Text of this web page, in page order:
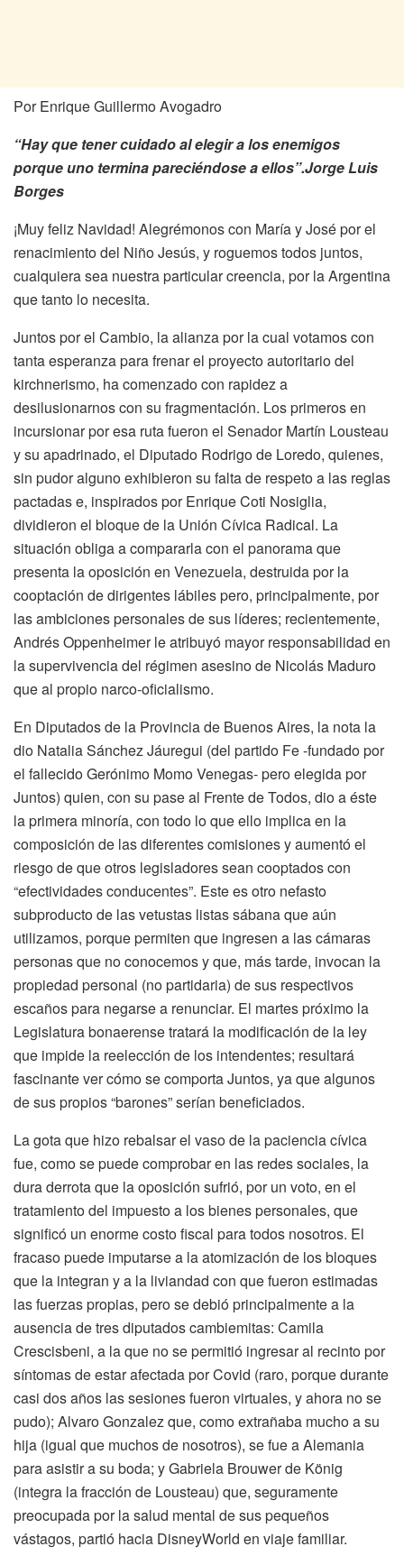
Por Enrique Guillermo Avogadro
“Hay que tener cuidado al elegir a los enemigos
porque uno termina pareciéndose a ellos”.Jorge Luis
Borges
¡Muy feliz Navidad! Alegrémonos con María y José por el
renacimiento del Niño Jesús, y roguemos todos juntos,
cualquiera sea nuestra particular creencia, por la Argentina
que tanto lo necesita.
Juntos por el Cambio, la alianza por la cual votamos con
tanta esperanza para frenar el proyecto autoritario del
kirchnerismo, ha comenzado con rapidez a
desilusionarnos con su fragmentación. Los primeros en
incursionar por esa ruta fueron el Senador Martín Lousteau
y su apadrinado, el Diputado Rodrigo de Loredo, quienes,
sin pudor alguno exhibieron su falta de respeto a las reglas
pactadas e, inspirados por Enrique Coti Nosiglia,
dividieron el bloque de la Unión Cívica Radical. La
situación obliga a compararla con el panorama que
presenta la oposición en Venezuela, destruida por la
cooptación de dirigentes lábiles pero, principalmente, por
las ambiciones personales de sus líderes; recientemente,
Andrés Oppenheimer le atribuyó mayor responsabilidad en
la supervivencia del régimen asesino de Nicolás Maduro
que al propio narco-oficialismo.
En Diputados de la Provincia de Buenos Aires, la nota la
dio Natalia Sánchez Jáuregui (del partido Fe -fundado por
el fallecido Gerónimo Momo Venegas- pero elegida por
Juntos) quien, con su pase al Frente de Todos, dio a éste
la primera minoría, con todo lo que ello implica en la
composición de las diferentes comisiones y aumentó el
riesgo de que otros legisladores sean cooptados con
“efectividades conducentes”. Este es otro nefasto
subproducto de las vetustas listas sábana que aún
utilizamos, porque permiten que ingresen a las cámaras
personas que no conocemos y que, más tarde, invocan la
propiedad personal (no partidaria) de sus respectivos
escaños para negarse a renunciar. El martes próximo la
Legislatura bonaerense tratará la modificación de la ley
que impide la reelección de los intendentes; resultará
fascinante ver cómo se comporta Juntos, ya que algunos
de sus propios “barones” serían beneficiados.
La gota que hizo rebalsar el vaso de la paciencia cívica
fue, como se puede comprobar en las redes sociales, la
dura derrota que la oposición sufrió, por un voto, en el
tratamiento del impuesto a los bienes personales, que
significó un enorme costo fiscal para todos nosotros. El
fracaso puede imputarse a la atomización de los bloques
que la integran y a la liviandad con que fueron estimadas
las fuerzas propias, pero se debió principalmente a la
ausencia de tres diputados cambiemitas: Camila
Crescisbeni, a la que no se permitió ingresar al recinto por
síntomas de estar afectada por Covid (raro, porque durante
casi dos años las sesiones fueron virtuales, y ahora no se
pudo); Alvaro Gonzalez que, como extrañaba mucho a su
hija (igual que muchos de nosotros), se fue a Alemania
para asistir a su boda; y Gabriela Brouwer de König
(integra la fracción de Lousteau) que, seguramente
preocupada por la salud mental de sus pequeños
vástagos, partió hacia DisneyWorld en viaje familiar.